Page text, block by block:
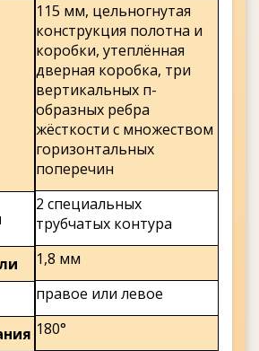
115 мм, цельногнутая
конструкция полотна и
коробки, утеплённая
дверная коробка, три
вертикальных п-
образных ребра
жёсткости с множеством
горизонтальных
поперечин
2 специальных
трубчатых контура
1,8 мм
правое или левое
180°